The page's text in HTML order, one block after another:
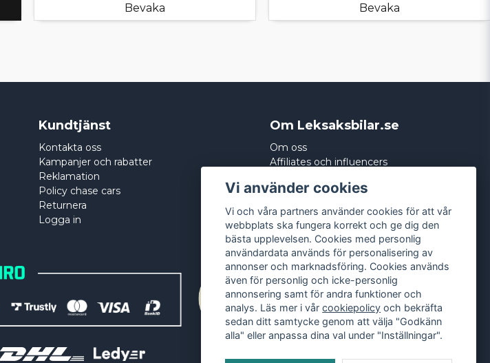
Bevaka Bevaka
Kundtjänst
Kontakta oss
Kampanjer och rabatter
Reklamation
Policy chase cars
Returnera
Logga in
Om Leksaksbilar.se
Om oss
Affiliates och influencers
Integritetspolicy
Vi använder cookies
Vi och våra partners använder cookies för att vår
webbplats ska fungera korrekt och ge dig den
bästa upplevelsen. Cookies med personlig
användardata används för personalisering av
annonser och marknadsföring. Cookies används
även för personlig och icke-personlig
annonsering samt för andra funktioner och
analys. Läs mer i vårcookiepolicy och bekräfta
sedan ditt samtycke genom att välja "Godkänn
alla" eller anpassa dina val under "Inställningar".